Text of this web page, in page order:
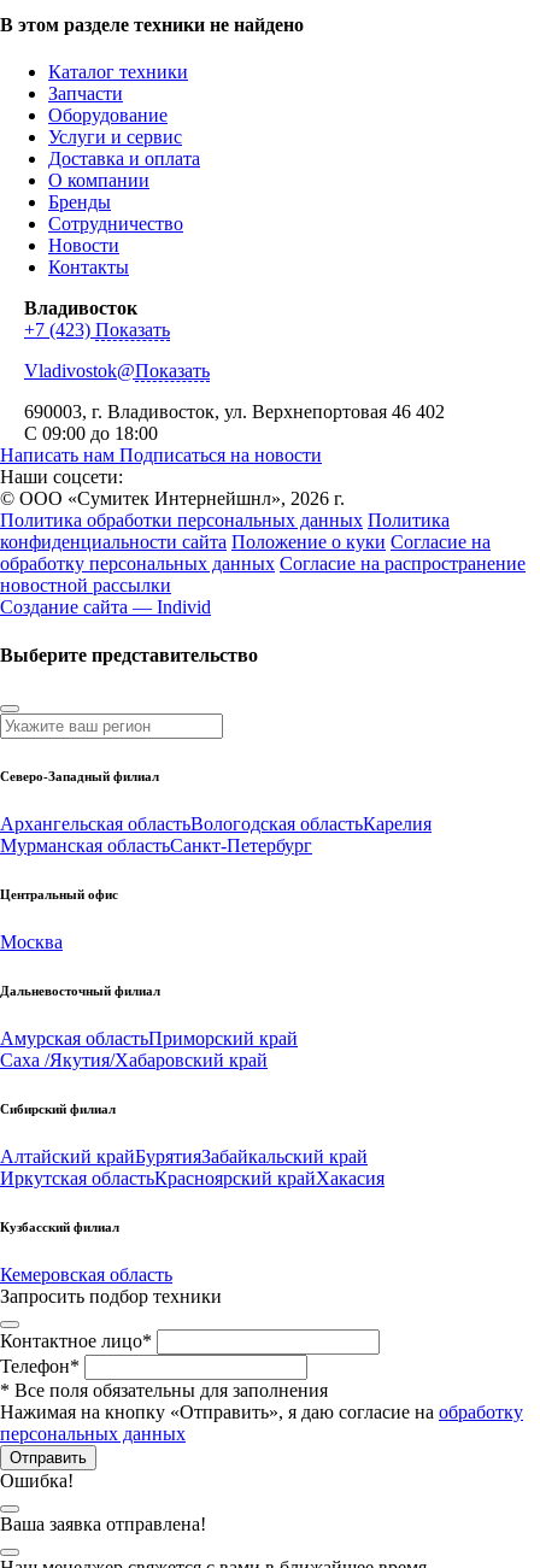
В этом разделе техники не найдено
Каталог техники
Запчасти
Оборудование
Услуги и сервис
Доставка и оплата
О компании
Бренды
Сотрудничество
Новости
Контакты
Владивосток
+7 (423) Показать
Vladivostok@Показать
690003, г. Владивосток, ул. Верхнепортовая 46 402
С 09:00 до 18:00
Написать нам Подписаться на новости
Наши соцсети:
© ООО «Сумитек Интернейшнл», 2026 г.
Политика обработки персональных данных Политика
конфиденциальности сайта Положение о куки Согласие на
обработку персональных данных Согласие на распространение
новостной рассылки
Создание сайта — Individ
Выберите представительство
Северо-Западный филиал
Архангельская областьВологодская областьКарелия
Мурманская областьСанкт-Петербург
Центральный офис
Москва
Дальневосточный филиал
Амурская областьПриморский край
Саха /Якутия/Хабаровский край
Сибирский филиал
Алтайский крайБурятияЗабайкальский край
Иркутская областьКрасноярский крайХакасия
Кузбасский филиал
Кемеровская область
Запросить подбор техники
Контактное лицо*
Телефон*
* Все поля обязательны для заполнения
Нажимая на кнопку «Отправить», я даю согласие на обработку
персональных данных
Отправить
Ошибка!
Ваша заявка отправлена!